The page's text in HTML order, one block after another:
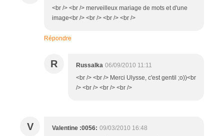
<br /> <br /> merveilleux mariage de mots et d'une
image<br /> <br /> <br /> <br />
Répondre
R Russalka 06/09/2010 11:11
<br /> <br /> Merci Ulysse, c'est gentil ;o))<br
/> <br /> <br /> <br />
V Valentine :0056: 09/03/2010 16:48